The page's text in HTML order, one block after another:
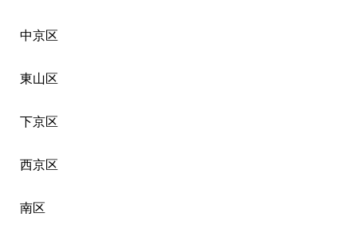
中京区
東山区
下京区
西京区
南区